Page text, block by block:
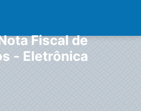
Fiscal de
- Eletrônica